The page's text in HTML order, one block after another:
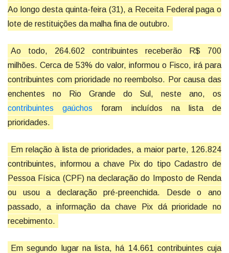
Ao longo desta quinta-feira (31), a Receita Federal paga o
lote de restituições da malha fina de outubro.
Ao todo, 264.602 contribuintes receberão R$ 700
milhões. Cerca de 53% do valor, informou o Fisco, irá para
contribuintes com prioridade no reembolso. Por causa das
enchentes no Rio Grande do Sul, neste ano, os
contribuintes gaúchos foram incluídos na lista de
prioridades.
Em relação à lista de prioridades, a maior parte, 126.824
contribuintes, informou a chave Pix do tipo Cadastro de
Pessoa Física (CPF) na declaração do Imposto de Renda
ou usou a declaração pré-preenchida. Desde o ano
passado, a informação da chave Pix dá prioridade no
recebimento.
Em segundo lugar na lista, há 14.661 contribuintes cuja